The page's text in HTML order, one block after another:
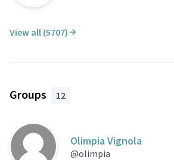
View all (5707)
Groups 12
Olimpia Vignola
@olimpia